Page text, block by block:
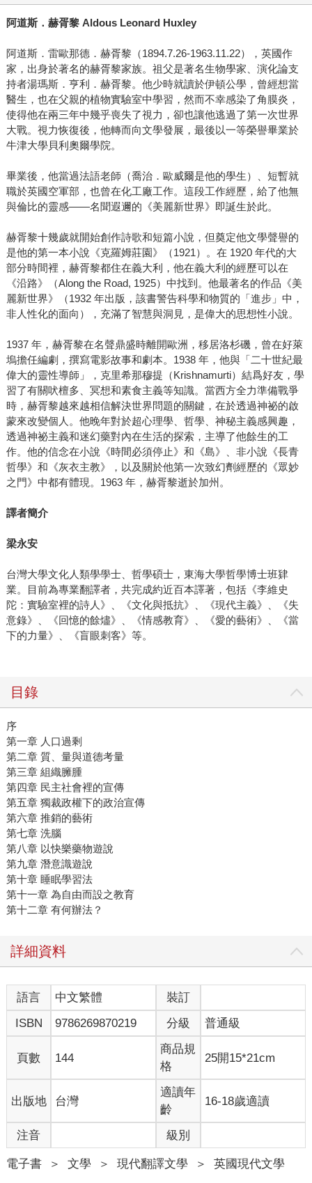
阿道斯．赫胥黎Aldous Leonard Huxley
阿道斯．雷歐那德．赫胥黎（1894.7.26-1963.11.22），英國作
家，出身於著名的赫胥黎家族。祖父是著名生物學家、演化論支
持者湯瑪斯．亨利．赫胥黎。他少時就讀於伊頓公學，曾經想當
醫生，也在父親的植物實驗室中學習，然而不幸感染了角膜炎，
使得他在兩三年中幾乎喪失了視力，卻也讓他逃過了第一次世界
大戰。視力恢復後，他轉而向文學發展，最後以一等榮譽畢業於
牛津大學貝利奧爾學院。
畢業後，他當過法語老師（喬治．歐威爾是他的學生）、短暫就
職於英國空軍部，也曾在化工廠工作。這段工作經歷，給了他無
與倫比的靈感——名聞遐邇的《美麗新世界》即誕生於此。
赫胥黎十幾歲就開始創作詩歌和短篇小說，但奠定他文學聲譽的
是他的第一本小說《克羅姆莊園》（1921）。在 1920 年代的大
部分時間裡，赫胥黎都住在義大利，他在義大利的經歷可以在
《沿路》（Along the Road, 1925）中找到。他最著名的作品《美
麗新世界》（1932 年出版，該書警告科學和物質的「進步」中，
非人性化的面向），充滿了智慧與洞見，是偉大的思想性小說。
1937 年，赫胥黎在名聲鼎盛時離開歐洲，移居洛杉磯，曾在好萊
塢擔任編劇，撰寫電影故事和劇本。1938 年，他與「二十世紀最
偉大的靈性導師」，克里希那穆提（Krishnamurti）結爲好友，學
習了有關吠檀多、冥想和素食主義等知識。當西方全力準備戰爭
時，赫胥黎越來越相信解決世界問題的關鍵，在於透過神祕的啟
蒙來改變個人。他晚年對於超心理學、哲學、神秘主義感興趣，
透過神祕主義和迷幻藥對內在生活的探索，主導了他餘生的工
作。他的信念在小說《時間必須停止》和《島》、非小說《長青
哲學》和《灰衣主教》，以及關於他第一次致幻劑經歷的《眾妙
之門》中都有體現。1963 年，赫胥黎逝於加州。
譯者簡介
梁永安
台灣大學文化人類學學士、哲學碩士，東海大學哲學博士班肄
業。目前為專業翻譯者，共完成約近百本譯著，包括《李維史
陀：實驗室裡的詩人》、《文化與抵抗》、《現代主義》、《失
意錄》、《回憶的餘燼》、《情感教育》、《愛的藝術》、《當
下的力量》、《盲眼刺客》等。
目錄
序
第一章 人口過剩
第二章 質、量與道德考量
第三章 組織臃腫
第四章 民主社會裡的宣傳
第五章 獨裁政權下的政治宣傳
第六章 推銷的藝術
第七章 洗腦
第八章 以快樂藥物遊說
第九章 潛意識遊說
第十章 睡眠學習法
第十一章 為自由而設之教育
第十二章 有何辦法？
詳細資料
語言 中文繁體
裝訂
ISBN
9786269870219 分級 普通級
頁數 144
商品規
格
25開15*21cm
出版地 台灣
適讀年
齡
16-18歲適讀
注音 級別
電子書 ＞ 文學 ＞ 現代翻譯文學 ＞ 英國現代文學